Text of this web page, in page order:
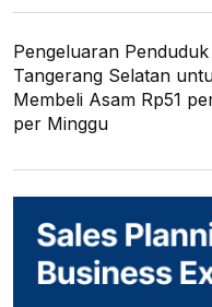
Pengeluaran
Tangerang Selatan
Membeli Asam Rp51
per Minggu